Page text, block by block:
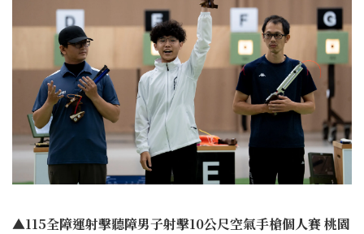
▲115全障運射擊聽障男子射擊10公尺空氣手槍個人賽 桃園